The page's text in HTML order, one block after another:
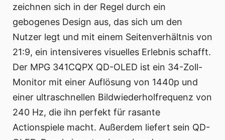
zeichnen sich in der Regel durch ein
gebogenes Design aus, das sich um den
Nutzer legt und mit einem Seitenverhältnis von
21:9, ein intensiveres visuelles Erlebnis schafft.
Der MPG 341CQPX QD-OLED ist ein 34-Zoll-
Monitor mit einer Auflösung von 1440p und
einer ultraschnellen Bildwiederholfrequenz von
240 Hz, die ihn perfekt für rasante
Actionspiele macht. Außerdem liefert sein QD-